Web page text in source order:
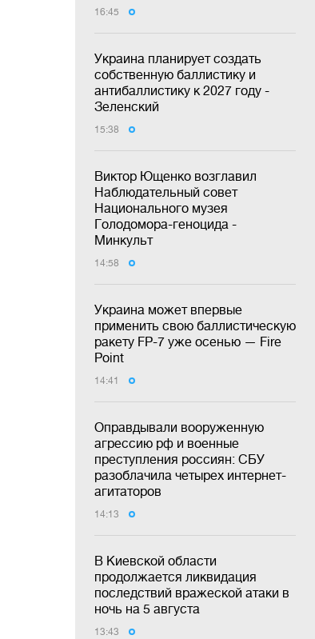
16:45
Украина планирует создать
собственную баллистику и
антибаллистику к 2027 году -
Зеленский
15:38
Виктор Ющенко возглавил
Наблюдательный совет
Национального музея
Голодомора-геноцида -
Минкульт
14:58
Украина может впервые
применить свою баллистическую
ракету FP-7 уже осенью — Fire
Point
14:41
Оправдывали вооруженную
агрессию рф и военные
преступления россиян: СБУ
разоблачила четырех интернет-
агитаторов
14:13
В Киевской области
продолжается ликвидация
последствий вражеской атаки в
ночь на 5 августа
13:43